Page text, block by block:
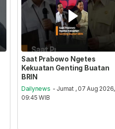
Saat Prabowo Ngetes
Kekuatan Genting Buatan
BRIN
Dailynews - Jumat , 07 Aug 2026,
09:45 WIB